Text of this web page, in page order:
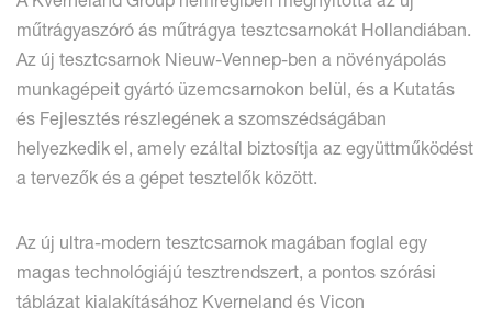
műtrágyaszóró ás műtrágya tesztcsarnokát Hollandiában.
Az új tesztcsarnok Nieuw-Vennep-ben a növényápolás
munkagépeit gyártó üzemcsarnokon belül, és a Kutatás
és Fejlesztés részlegének a szomszédságában
helyezkedik el, amely ezáltal biztosítja az együttműködést
a tervezők és a gépet tesztelők között.
Az új ultra-modern tesztcsarnok magában foglal egy
magas technológiájú tesztrendszert, a pontos szórási
táblázat kialakításához Kverneland és Vicon